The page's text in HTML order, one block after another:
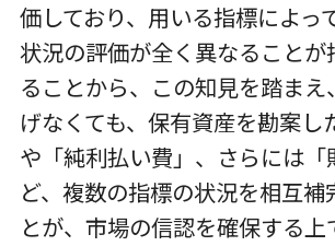
価しており、用いる指標によっ
状況の評価が全く異なることが
ることから、この知見を踏まえ
げなくても、保有資産を勘案し
や「純利払い費」、さらには「
ど、複数の指標の状況を相互補
とが、市場の信認を確保する上